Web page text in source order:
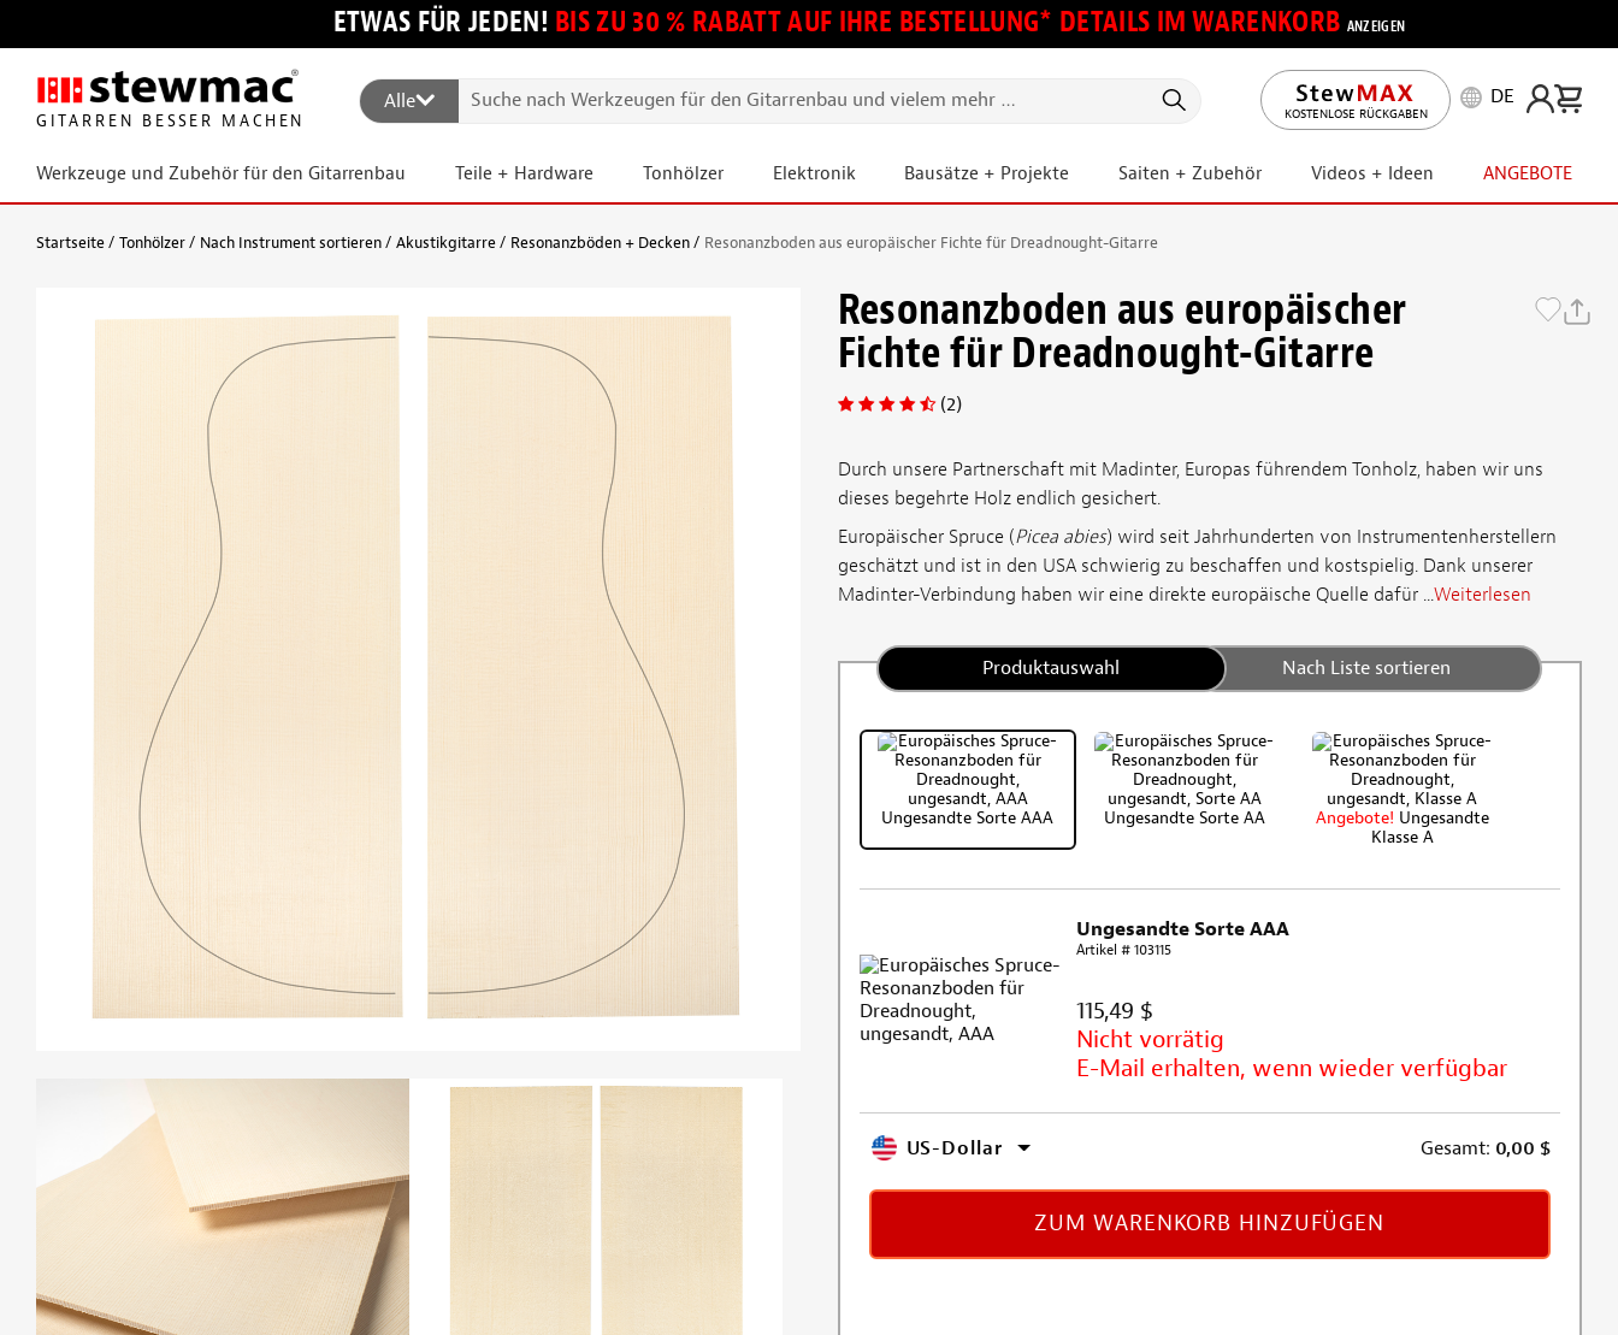
ETWAS FÜR JEDEN! BIS ZU 30 % RABATT AUF IHRE BESTELLUNG* DETAILS IM WARENKORB ANZEIGEN
GITARREN BESSER MACHEN
Alle
KOSTENLOSE RÜCKGABEN
DE
Werkzeuge und Zubehör für den Gitarrenbau Teile + Hardware Tonhölzer Elektronik Bausätze + Projekte Saiten + Zubehör Videos + Ideen ANGEBOTE
Startseite Tonhölzer Nach Instrument sortieren Akustikgitarre Resonanzböden + Decken Resonanzboden aus europäischer Fichte für Dreadnought-Gitarre
Resonanzboden aus europäischer
Fichte für Dreadnought-Gitarre
(2)
Durch unsere Partnerschaft mit Madinter, Europas führendem Tonholz, haben wir uns
dieses begehrte Holz endlich gesichert.
Europäischer Spruce (Picea abies) wird seit Jahrhunderten von Instrumentenherstellern
geschätzt und ist in den USA schwierig zu beschaffen und kostspielig. Dank unserer
Madinter-Verbindung haben wir eine direkte europäische Quelle dafür ...Weiterlesen
Produktauswahl Nach Liste sortieren
Ungesandte Sorte AAA Ungesandte Sorte AA Angebote! Ungesandte
Klasse A
Ungesandte Sorte AAA
Artikel # 103115
115,49 $
Nicht vorrätig
E-Mail erhalten, wenn wieder verfügbar
US-Dollar Gesamt: 0,00 $
ZUM WARENKORB HINZUFÜGEN